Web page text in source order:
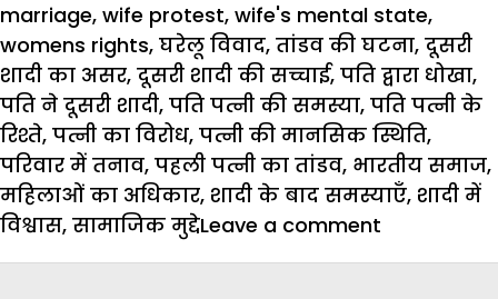
marriage, wife protest, wife's mental state,
womens rights, घरेलू विवाद, तांडव की घटना, दूसरी
शादी का असर, दूसरी शादी की सच्चाई, पति द्वारा धोखा,
पति ने दूसरी शादी, पति पत्नी की समस्या, पति पत्नी के
रिश्ते, पत्नी का विरोध, पत्नी की मानसिक स्थिति,
परिवार में तनाव, पहली पत्नी का तांडव, भारतीय समाज,
महिलाओं का अधिकार, शादी के बाद समस्याएँ, शादी में
विश्वास, सामाजिक मुद्देLeave a comment